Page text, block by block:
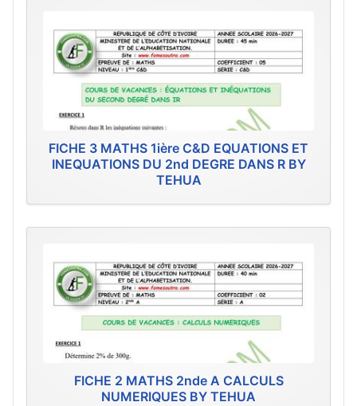
FICHE 3 MATHS 1ière C&D EQUATIONS ET
INEQUATIONS DU 2nd DEGRE DANS R BY
TEHUA
FICHE 2 MATHS 2nde A CALCULS
NUMERIQUES BY TEHUA